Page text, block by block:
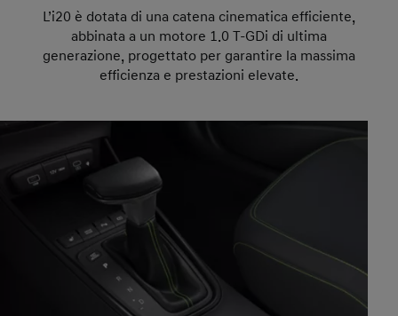
L’i20 è dotata di una catena cinematica efficiente,
abbinata a un motore 1.0 T-GDi di ultima
generazione, progettato per garantire la massima
efficienza e prestazioni elevate.